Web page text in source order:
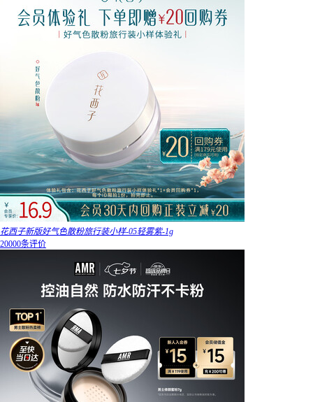
花西子新版好气色散粉旅行装小样-05轻雾紫-1g
20000条评价